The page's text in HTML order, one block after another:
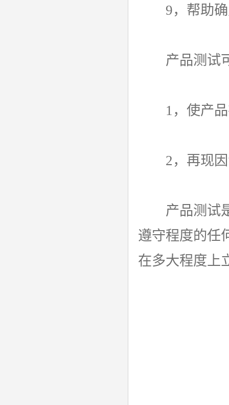
9，帮助确
产品测试
1，使产品
2，再现因
产品测试是
遵守程度的任
在多大程度上